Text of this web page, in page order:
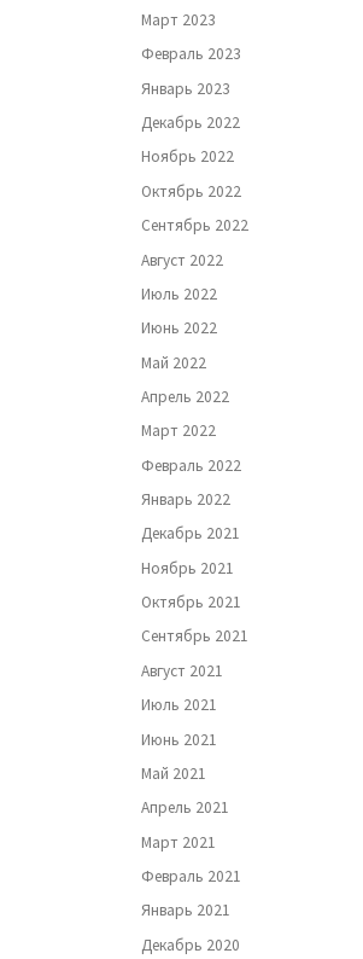
Март 2023
Февраль 2023
Январь 2023
Декабрь 2022
Ноябрь 2022
Октябрь 2022
Сентябрь 2022
Август 2022
Июль 2022
Июнь 2022
Май 2022
Апрель 2022
Март 2022
Февраль 2022
Январь 2022
Декабрь 2021
Ноябрь 2021
Октябрь 2021
Сентябрь 2021
Август 2021
Июль 2021
Июнь 2021
Май 2021
Апрель 2021
Март 2021
Февраль 2021
Январь 2021
Декабрь 2020